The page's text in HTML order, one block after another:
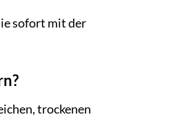
sofort mit der
trockenen